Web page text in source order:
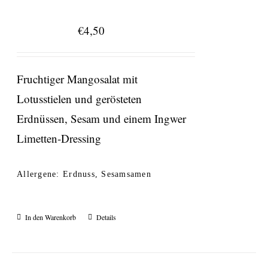
€4,50
Fruchtiger Mangosalat mit
Lotusstielen und gerösteten
Erdnüssen, Sesam und einem Ingwer
Limetten-Dressing
Allergene: Erdnuss, Sesamsamen
In den Warenkorb Details